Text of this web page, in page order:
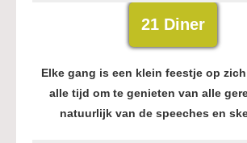
21 Diner
Elke gang is een klein feestje op
alle tijd om te genieten van alle
natuurlijk van de speeches en